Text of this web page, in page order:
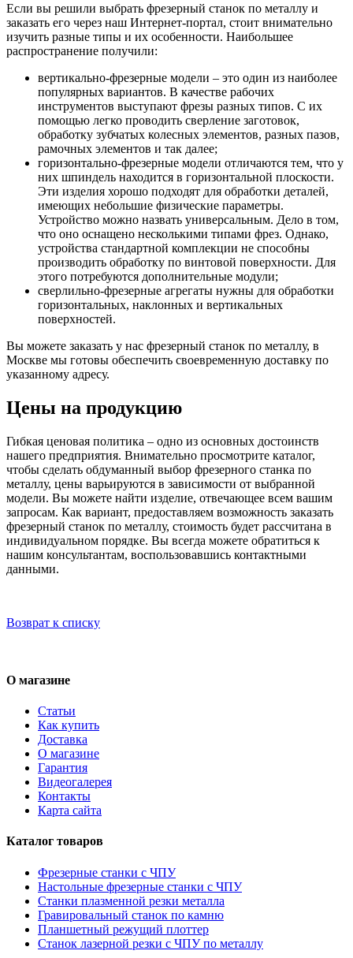
Если вы решили выбрать фрезерный станок по металлу и
заказать его через наш Интернет-портал, стоит внимательно
изучить разные типы и их особенности. Наибольшее
распространение получили:
вертикально-фрезерные модели – это один из наиболее
популярных вариантов. В качестве рабочих
инструментов выступают фрезы разных типов. С их
помощью легко проводить сверление заготовок,
обработку зубчатых колесных элементов, разных пазов,
рамочных элементов и так далее;
горизонтально-фрезерные модели отличаются тем, что у
них шпиндель находится в горизонтальной плоскости.
Эти изделия хорошо подходят для обработки деталей,
имеющих небольшие физические параметры.
Устройство можно назвать универсальным. Дело в том,
что оно оснащено несколькими типами фрез. Однако,
устройства стандартной комплекции не способны
производить обработку по винтовой поверхности. Для
этого потребуются дополнительные модули;
сверлильно-фрезерные агрегаты нужны для обработки
горизонтальных, наклонных и вертикальных
поверхностей.
Вы можете заказать у нас фрезерный станок по металлу, в
Москве мы готовы обеспечить своевременную доставку по
указанному адресу.
Цены на продукцию
Гибкая ценовая политика – одно из основных достоинств
нашего предприятия. Внимательно просмотрите каталог,
чтобы сделать обдуманный выбор фрезерного станка по
металлу, цены варьируются в зависимости от выбранной
модели. Вы можете найти изделие, отвечающее всем вашим
запросам. Как вариант, предоставляем возможность заказать
фрезерный станок по металлу, стоимость будет рассчитана в
индивидуальном порядке. Вы всегда можете обратиться к
нашим консультантам, воспользовавшись контактными
данными.
Возврат к списку
О магазине
Статьи
Как купить
Доставка
О магазине
Гарантия
Видеогалерея
Контакты
Карта сайта
Каталог товаров
Фрезерные станки с ЧПУ
Настольные фрезерные станки с ЧПУ
Станки плазменной резки металла
Гравировальный станок по камню
Планшетный режущий плоттер
Станок лазерной резки с ЧПУ по металлу